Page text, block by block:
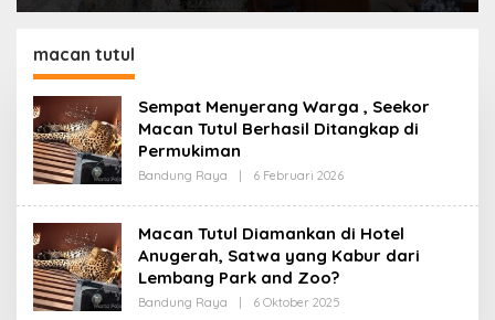
Desa Ciburuy Inginkan
Padalarang
Alasan Pemkot Cimahi
macan tutul
Sempat Menyerang Warga , Seekor
Macan Tutul Berhasil Ditangkap di
Permukiman
Bandung Raya 6 Februari 2026
E
R
E
Macan Tutul Diamankan di Hotel
Anugerah, Satwa yang Kabur dari
Lembang Park and Zoo?
Bandung Raya 6 Oktober 2025